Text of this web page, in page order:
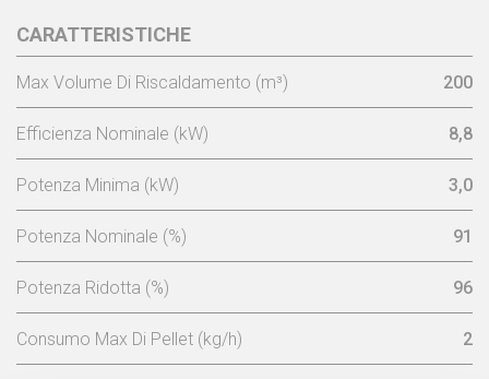
CARATTERISTICHE
Max Volume Di Riscaldamento (m³) 200
Efficienza Nominale (kW) 8,8
Potenza Minima (kW) 3,0
Potenza Nominale (%) 91
Potenza Ridotta (%) 96
Consumo Max Di Pellet (kg/h) 2